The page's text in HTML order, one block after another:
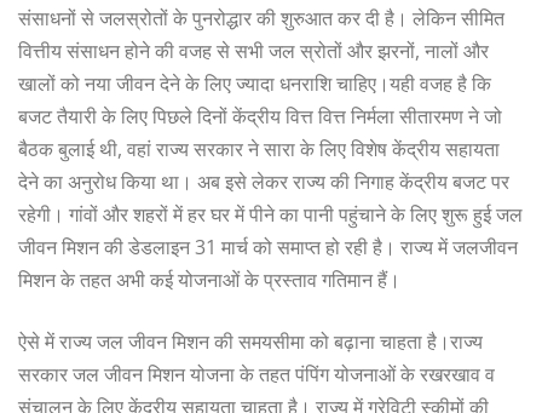
संसाधनों से जलस्रोतों के पुनरोद्धार की शुरुआत कर दी है। लेकिन सीमित
वित्तीय संसाधन होने की वजह से सभी जल स्रोतों और झरनों, नालों और
खालों को नया जीवन देने के लिए ज्यादा धनराशि चाहिए।यही वजह है कि
बजट तैयारी के लिए पिछले दिनों केंद्रीय वित्त वित्त निर्मला सीतारमण ने जो
बैठक बुलाई थी, वहां राज्य सरकार ने सारा के लिए विशेष केंद्रीय सहायता
देने का अनुरोध किया था। अब इसे लेकर राज्य की निगाह केंद्रीय बजट पर
रहेगी। गांवों और शहरों में हर घर में पीने का पानी पहुंचाने के लिए शुरू हुई जल
जीवन मिशन की डेडलाइन 31 मार्च को समाप्त हो रही है। राज्य में जलजीवन
मिशन के तहत अभी कई योजनाओं के प्रस्ताव गतिमान हैं।
ऐसे में राज्य जल जीवन मिशन की समयसीमा को बढ़ाना चाहता है।राज्य
सरकार जल जीवन मिशन योजना के तहत पंपिंग योजनाओं के रखरखाव व
संचालन के लिए केंद्रीय सहायता चाहता है। राज्य में ग्रेविटी स्कीमों की